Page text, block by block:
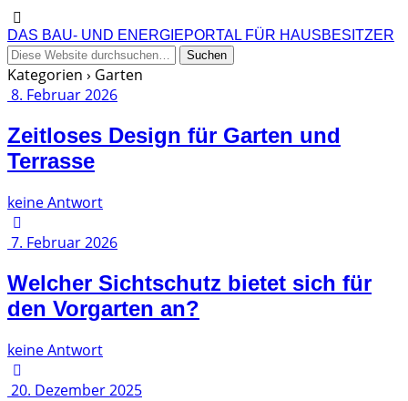
DAS BAU- UND ENERGIEPORTAL FÜR HAUSBESITZER
Kategorien › Garten
8. Februar 2026
Zeitloses Design für Garten und
Terrasse
keine Antwort
7. Februar 2026
Welcher Sichtschutz bietet sich für
den Vorgarten an?
keine Antwort
20. Dezember 2025